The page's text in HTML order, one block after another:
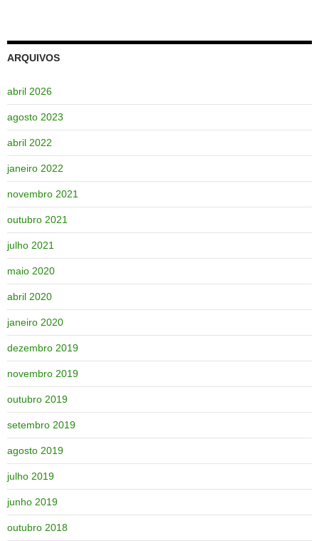
ARQUIVOS
abril 2026
agosto 2023
abril 2022
janeiro 2022
novembro 2021
outubro 2021
julho 2021
maio 2020
abril 2020
janeiro 2020
dezembro 2019
novembro 2019
outubro 2019
setembro 2019
agosto 2019
julho 2019
junho 2019
outubro 2018